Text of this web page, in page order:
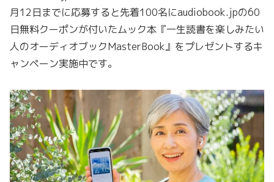
月12日までに応募すると先着100名にaudiobook.jpの60
日無料クーポンが付いたムック本『一生読書を楽しみたい
人のオーディオブックMasterBook』をプレゼントするキ
ャンペーン実施中です。